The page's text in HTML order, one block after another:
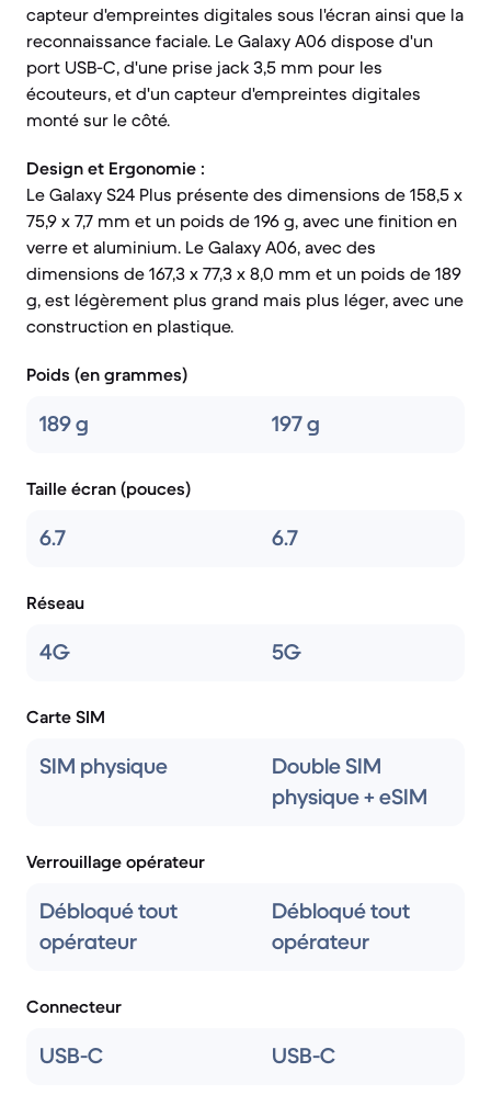
capteur d'empreintes digitales sous l'écran ainsi que la
reconnaissance faciale. Le Galaxy A06 dispose d'un
port USB-C, d'une prise jack 3,5 mm pour les
écouteurs, et d'un capteur d'empreintes digitales
monté sur le côté.
Design et Ergonomie :
Le Galaxy S24 Plus présente des dimensions de 158,5 x
75,9 x 7,7 mm et un poids de 196 g, avec une finition en
verre et aluminium. Le Galaxy A06, avec des
dimensions de 167,3 x 77,3 x 8,0 mm et un poids de 189
g, est légèrement plus grand mais plus léger, avec une
construction en plastique.
Poids (en grammes)
189 g 197 g
Taille écran (pouces)
6.7 6.7
Réseau
4G 5G
Carte SIM
SIM physique
Double SIM
physique + eSIM
Verrouillage opérateur
Débloqué tout
opérateur
Débloqué tout
opérateur
Connecteur
USB-C USB-C